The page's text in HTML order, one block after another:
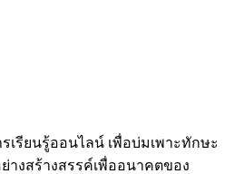
รเรียนรู้ออนไลน์ เพื่อบ่มเพาะทักษะ
างสร้างสรรค์เพื่ออนาคตของ